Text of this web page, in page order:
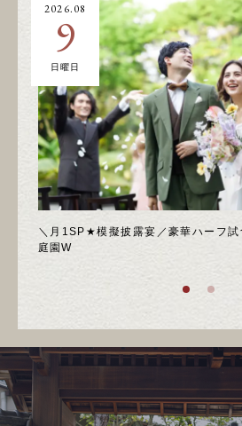
＼月1SP★模擬披露宴／豪華ハーフ
庭園W
2026.08
9
日曜日